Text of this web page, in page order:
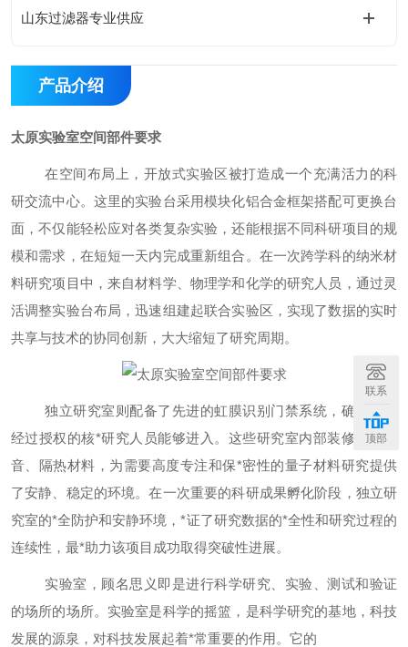
山东过滤器专业供应
产品介绍
太原实验室空间部件要求
在空间布局上，开放式实验区被打造成一个充满活力的科
研交流中心。这里的实验台采用模块化铝合金框架搭配可更换台
面，不仅能轻松应对各类复杂实验，还能根据不同科研项目的规
模和需求，在短短一天内完成重新组合。在一次跨学科的纳米材
料研究项目中，来自材料学、物理学和化学的研究人员，通过灵
活调整实验台布局，迅速组建起联合实验区，实现了数据的实时
共享与技术的协同创新，大大缩短了研究周期。
独立研究室则配备了先进的虹膜识别门禁系统，确保只有
经过授权的核*研究人员能够进入。这些研究室内部装修采用隔
音、隔热材料，为需要高度专注和保*密性的量子材料研究提供
了安静、稳定的环境。在一次重要的科研成果孵化阶段，独立研
究室的*全防护和安静环境，*证了研究数据的*全性和研究过程的
连续性，最*助力该项目成功取得突破性进展。
实验室，顾名思义即是进行科学研究、实验、测试和验证
的场所的场所。实验室是科学的摇篮，是科学研究的基地，科技
发展的源泉，对科技发展起着*常重要的作用。它的
联系
顶部